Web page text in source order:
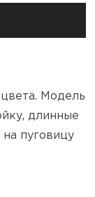
Модель
длинные
пуговицу